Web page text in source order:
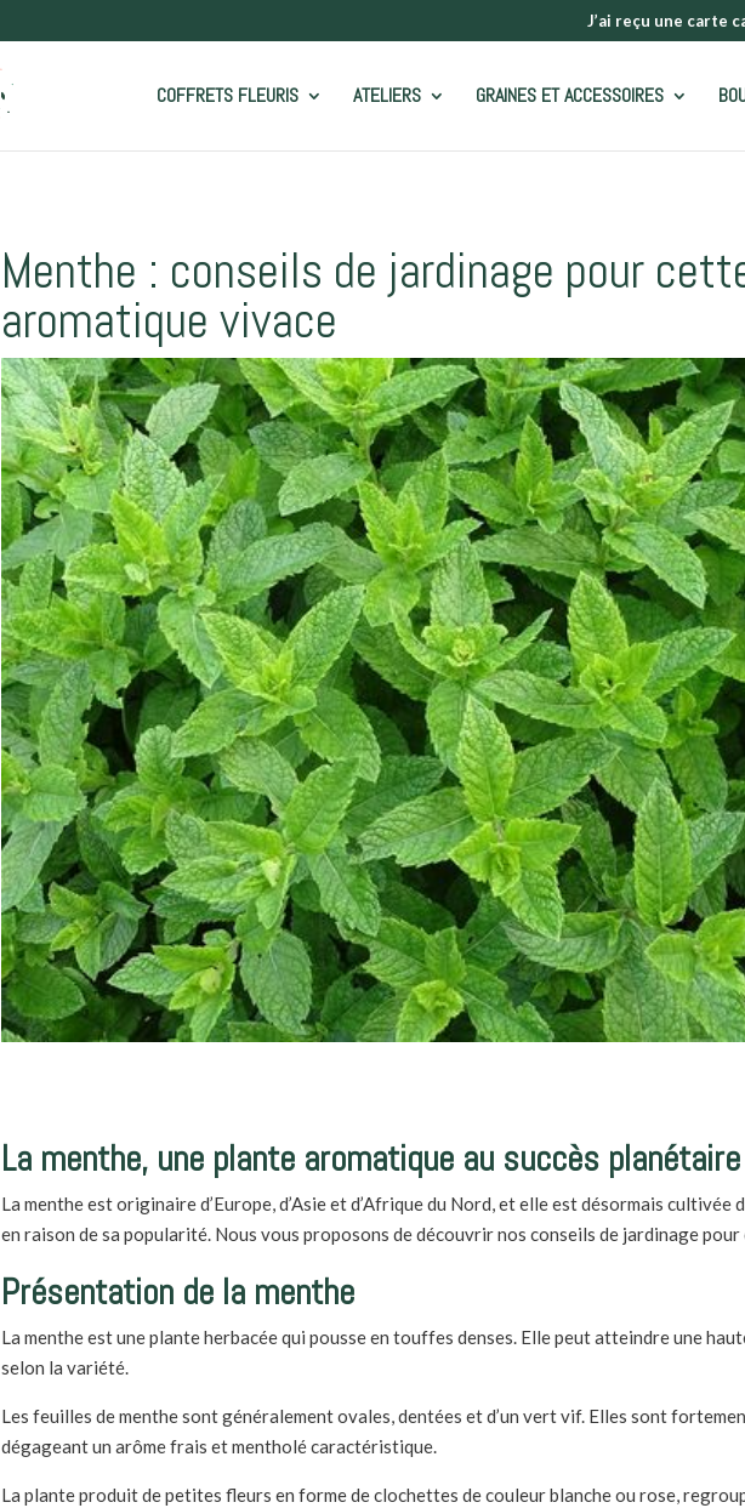
J’ai reçu une carte
COFFRETS FLEURIS ATELIERS GRAINES ET ACCESSOIRES
Menthe : conseils de jardinage pour
aromatique vivace
La menthe, une plante aromatique au succès planétaire
La menthe est originaire d’Europe, d’Asie et d’Afrique du Nord, et elle est désormais cultivée
en raison de sa popularité. Nous vous proposons de découvrir nos conseils de jardinage
Présentation de la menthe
La menthe est une plante herbacée qui pousse en touffes denses. Elle peut atteindre une
selon la variété.
Les feuilles de menthe sont généralement ovales, dentées et d’un vert vif. Elles sont
dégageant un arôme frais et mentholé caractéristique.
La plante produit de petites fleurs en forme de clochettes de couleur blanche ou rose,